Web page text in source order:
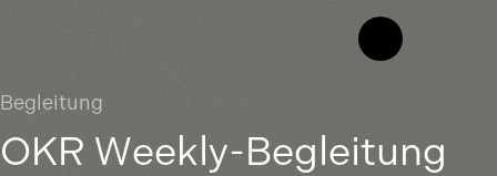
Begleitung
OKR Weekly-Begleitung